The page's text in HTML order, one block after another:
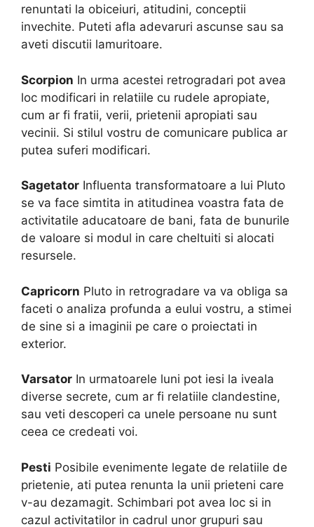
renuntati la obiceiuri, atitudini, conceptii
invechite. Puteti afla adevaruri ascunse sau sa
aveti discutii lamuritoare.
Scorpion In urma acestei retrogradari pot avea
loc modificari in relatiile cu rudele apropiate,
cum ar fi fratii, verii, prietenii apropiati sau
vecinii. Si stilul vostru de comunicare publica ar
putea suferi modificari.
Sagetator Influenta transformatoare a lui Pluto
se va face simtita in atitudinea voastra fata de
activitatile aducatoare de bani, fata de bunurile
de valoare si modul in care cheltuiti si alocati
resursele.
Capricorn Pluto in retrogradare va va obliga sa
faceti o analiza profunda a eului vostru, a stimei
de sine si a imaginii pe care o proiectati in
exterior.
Varsator In urmatoarele luni pot iesi la iveala
diverse secrete, cum ar fi relatiile clandestine,
sau veti descoperi ca unele persoane nu sunt
ceea ce credeati voi.
Pesti Posibile evenimente legate de relatiile de
prietenie, ati putea renunta la unii prieteni care
v-au dezamagit. Schimbari pot avea loc si in
cazul activitatilor in cadrul unor grupuri sau